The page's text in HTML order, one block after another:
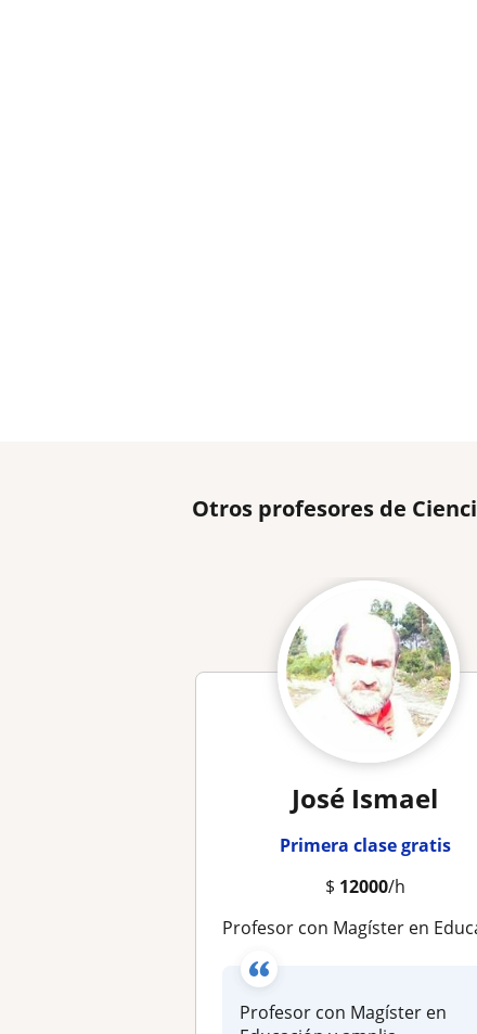
Otros profesores de
José Ismael
Primera clase gratis
$ 12000/h
Profesor con Magíster en Educación y amplia experiencia, en E.Básica, y
Profesor con Magíster en